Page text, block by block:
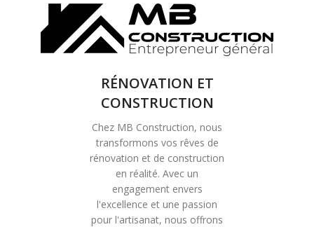
SOLUTIONS DE
RÉNOVATION
COMPLÈTE
RÉNOVATION ET
CONSTRUCTION
Chez MB Construction, nous
transformons vos rêves de
rénovation et de construction
en réalité. Avec un
engagement envers
l'excellence et une passion
pour l'artisanat, nous offrons